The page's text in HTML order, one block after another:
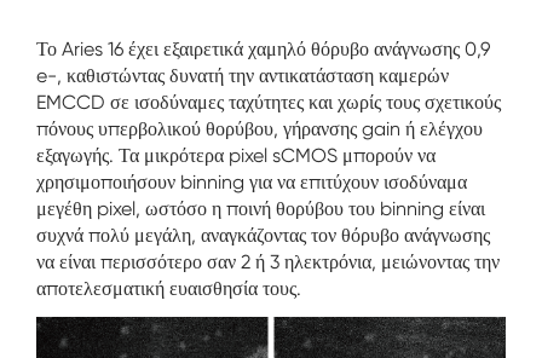
Το Aries 16 έχει εξαιρετικά χαμηλό θόρυβο ανάγνωσης 0,9
e-, καθιστώντας δυνατή την αντικατάσταση καμερών
EMCCD σε ισοδύναμες ταχύτητες και χωρίς τους σχετικούς
πόνους υπερβολικού θορύβου, γήρανσης gain ή ελέγχου
εξαγωγής. Τα μικρότερα pixel sCMOS μπορούν να
χρησιμοποιήσουν binning για να επιτύχουν ισοδύναμα
μεγέθη pixel, ωστόσο η ποινή θορύβου του binning είναι
συχνά πολύ μεγάλη, αναγκάζοντας τον θόρυβο ανάγνωσης
να είναι περισσότερο σαν 2 ή 3 ηλεκτρόνια, μειώνοντας την
αποτελεσματική ευαισθησία τους.